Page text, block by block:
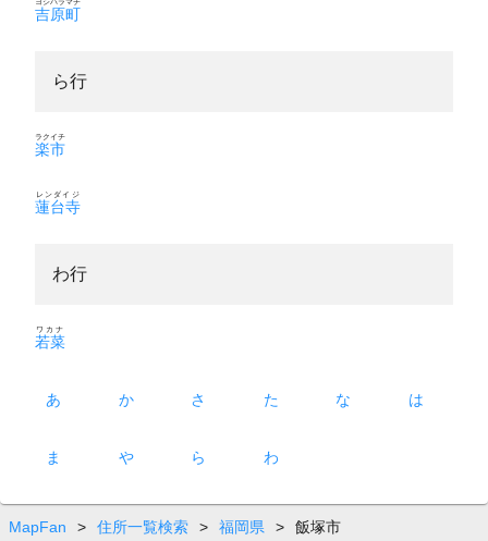
吉原町
ら行
楽市
ラクイチ
蓮台寺
レンダイジ
わ行
若菜
ワカナ
あ か さ た な は
ま や ら わ
MapFan > 住所一覧検索 > 福岡県 > 飯塚市